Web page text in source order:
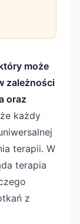
może
zależności
oraz
każdy
terapii. W
terapia
z